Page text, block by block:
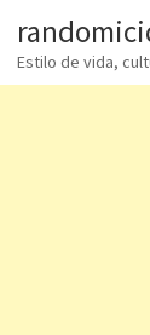
Estilo de vida,